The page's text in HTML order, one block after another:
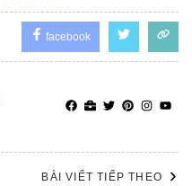
facebook
BÀI VIẾT TIẾP THEO